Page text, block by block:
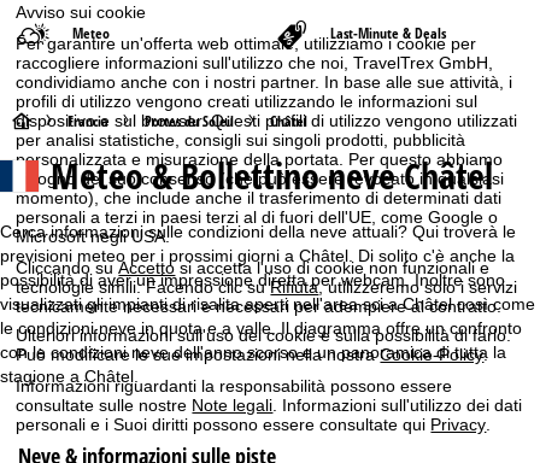
Avviso sui cookie
Per garantire un'offerta web ottimale, utilizziamo i cookie per
raccogliere informazioni sull'utilizzo che noi, TravelTrex GmbH,
condividiamo anche con i nostri partner. In base alle sue attività, i
profili di utilizzo vengono creati utilizzando le informazioni sul
dispositivo e sul browser. Questi profili di utilizzo vengono utilizzati
per analisi statistiche, consigli sui singoli prodotti, pubblicità
personalizzata e misurazione della portata. Per questo abbiamo
bisogno del suo consenso (che può essere revocato in qualsiasi
momento), che include anche il trasferimento di determinati dati
personali a terzi in paesi terzi al di fuori dell'UE, come Google o
Microsoft negli USA.
Cliccando suAccettosi accetta l'uso di cookie non funzionali e
tecnologie simili. Facendo clic suRifiuta, utilizzeremo solo i servizi
tecnicamente necessari e necessari per adempiere al contratto.
Ulteriori informazioni sull'uso dei cookie e sulla possibilità di farlo.
Può modificare le sue impostazioni nella nostraCookie-Policy.
Informazioni riguardanti la responsabilità possono essere
consultate sulle nostre Note legali. Informazioni sull'utilizzo dei dati
personali e i Suoi diritti possono essere consultate qui Privacy.
Meteo Last-Minute & Deals
H
o
m
e
p
a
g
Francia Portes du Soleil Châtel
Meteo & Bollettino neve Châtel
Cerca informazioni sulle condizioni della neve attuali? Qui troverà le
previsioni meteo per i prossimi giorni a Châtel. Di solito c'è anche la
possibilità di aver un impressione diretta per webcam. Inoltre sono
visualizzati gli impianti di risalita aperti nell'area sci a Châtel così come
le condizioni neve in quota e a valle. Il diagramma offre un confronto
con le condizioni neve dell'anno scorso e un panoramica di tutta la
stagione a Châtel.
Neve & informazioni sulle piste